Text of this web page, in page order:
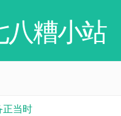
八糟小站
正当时